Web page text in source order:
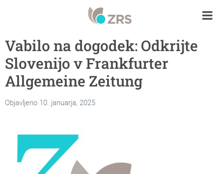
Vabilo na dogodek: Odkrijte
Slovenijo v Frankfurter
Allgemeine Zeitung
Objavljeno 10. januarja, 2025